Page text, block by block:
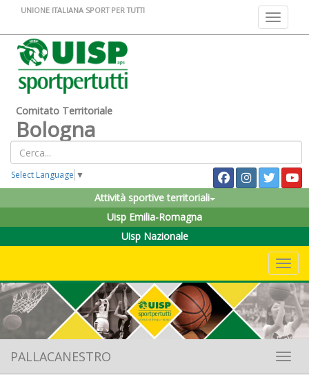
Toggle
UNIONE ITALIANA SPORT PER TUTTI
Comitato Territoriale
Bologna
Select Language ▼
Attività sportive territoriali
Uisp Emilia-Romagna
Uisp Nazionale
PALLACANESTRO